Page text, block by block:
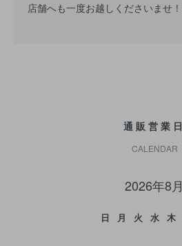
店舗へも一度お越しくださいませ！
通販営業日
CALENDAR
2026年8月
日 月 火 水 木